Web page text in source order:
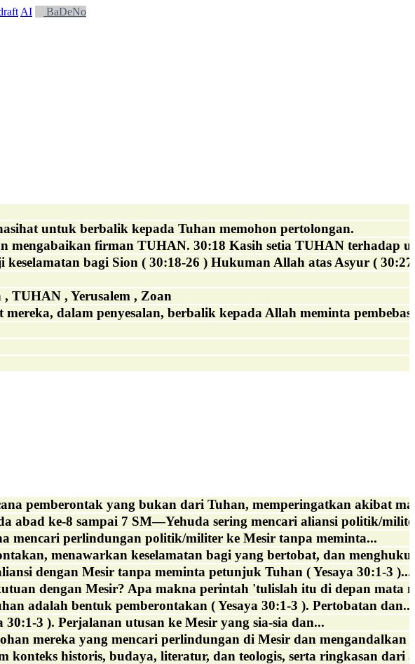
AI BaDeNo
untuk berbalik kepada Tuhan memohon pertolongan.
mengabaikan firman TUHAN. 30:18 Kasih setia TUHAN terhadap
bagi Sion ( 30:18-26 ) Hukuman Allah atas Asyur (
TUHAN , Yerusalem , Zoan
dalam penyesalan, berbalik kepada Allah meminta
pemberontak yang bukan dari Tuhan, memperingatkan akibat
abad ke-8 sampai 7 SM—Yehuda sering mencari aliansi politik/
mencari perlindungan politik/militer ke Mesir tanpa meminta...
menawarkan keselamatan bagi yang bertobat, dan
dengan Mesir tanpa meminta petunjuk Tuhan ( Yesaya 30:1-3 )....
dengan Mesir? Apa makna perintah 'tulislah itu di depan mata
adalah bentuk pemberontakan ( Yesaya 30:1-3 ). Pertobatan dan...
3 ). Perjalanan utusan ke Mesir yang sia-sia dan...
mereka yang mencari perlindungan di Mesir dan mengandalkan
konteks historis, budaya, literatur, dan teologis, serta ringkasan dari